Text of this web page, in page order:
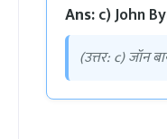
Ans:c) John
(उत्तर: c) जॉन